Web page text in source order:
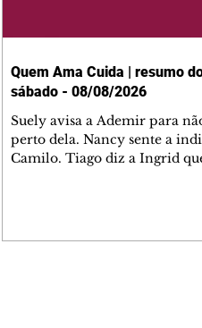
Quem Ama Cuida | resumo
sábado - 08/08/2026
Suely avisa a Ademir para
perto dela. Nancy sente a
Camilo. Tiago diz a Ingrid